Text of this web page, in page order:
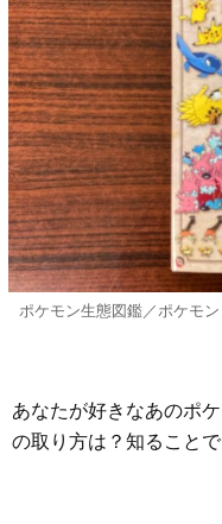
ポケモン生態図鑑／ポケモ
あなたが好きなあのポ
の取り方は？知ること